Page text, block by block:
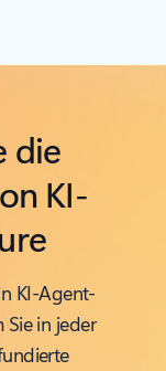
die
KI-
KI-Agent-
in jeder